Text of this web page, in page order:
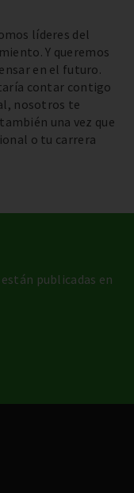
líderes del
Y queremos
en el futuro.
contar contigo
nosotros te
una vez que
o tu carrera
publicadas en